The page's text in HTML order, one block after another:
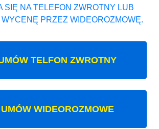
SIĘ NA TELEFON ZWROTNY LUB
PRZEZ WIDEOROZMOWĘ.
TELFON ZWROTNY
UMÓW WIDEOROZMOWE